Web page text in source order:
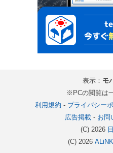
表示： モ
※PCの閲覧は
利用規約 - プライバシー
広告掲載- お問
(C) 2026
(C) 2026